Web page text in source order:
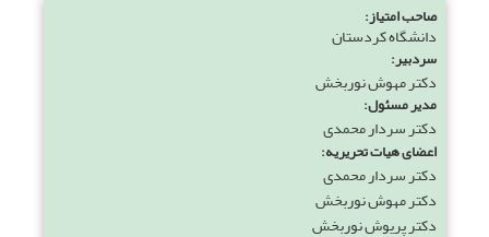
صاحب امتیاز:
دانشگاه کردستان
سردبیر:
دکتر مهوش نوربخش
مدیر مسئول:
دکتر سردار محمدی
اعضای هیات تحریریه:
دکتر سردار محمدی
دکتر مهوش نوربخش
دکتر پریوش نوربخش